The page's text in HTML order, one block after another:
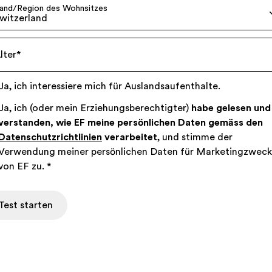
Region des Wohnsitzes
*
ich interessiere mich für Auslandsaufenthalte.
ich (oder mein Erziehungsberechtigter) habe gelesen und
wie EF meine persönlichen Daten gemäss den
verarbeitet, und stimme der
meiner persönlichen Daten für
EF zu. *
starten